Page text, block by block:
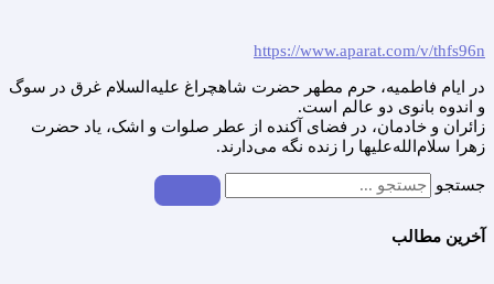
https://www.aparat.com/v/thfs96n
در ایام فاطمیه، حرم مطهر حضرت شاهچراغ علیه‌السلام غرق در سوگ
و اندوه بانوی دو عالم است.
زائران و خادمان، در فضای آکنده از عطر صلوات و اشک، یاد حضرت
زهرا سلام‌الله‌علیها را زنده نگه می‌دارند.
جستجو
آخرین مطالب